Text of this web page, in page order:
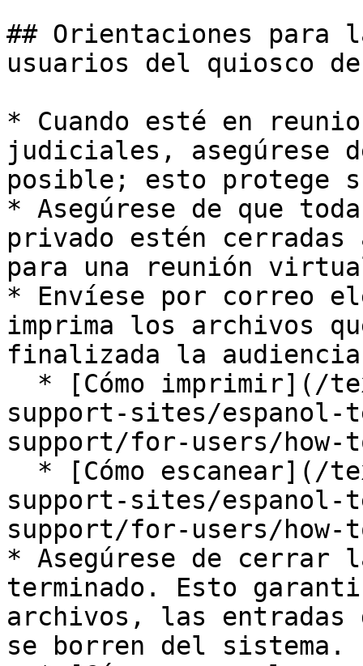
## Orientaciones para
usuarios del quiosco
* Cuando esté en
judiciales, asegúrese
posible; esto protege
* Asegúrese de que
privado estén
para una reunión
* Envíese por correo
imprima los archivos
finalizada la
support-sites/
support/for-users/
support-sites/
support/for-users/how-
* Asegúrese de cerrar
terminado. Esto
archivos, las
se borren del sistema.